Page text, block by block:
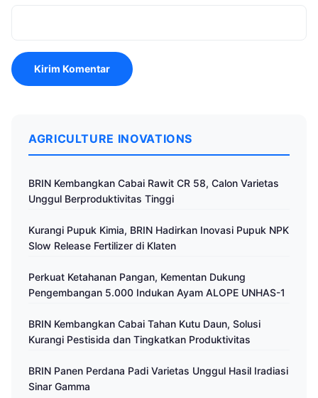
AGRICULTURE INOVATIONS
BRIN Kembangkan Cabai Rawit CR 58, Calon Varietas
Unggul Berproduktivitas Tinggi
Kurangi Pupuk Kimia, BRIN Hadirkan Inovasi Pupuk NPK
Slow Release Fertilizer di Klaten
Perkuat Ketahanan Pangan, Kementan Dukung
Pengembangan 5.000 Indukan Ayam ALOPE UNHAS-1
BRIN Kembangkan Cabai Tahan Kutu Daun, Solusi
Kurangi Pestisida dan Tingkatkan Produktivitas
BRIN Panen Perdana Padi Varietas Unggul Hasil Iradiasi
Sinar Gamma